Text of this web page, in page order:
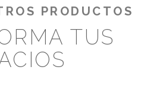
PRODUCTOS
TUS